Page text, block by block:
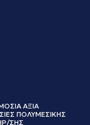
ΑΞΙΑ
ΠΟΛΥΜΕΣΙΚΗΣ
ΣΗΣ